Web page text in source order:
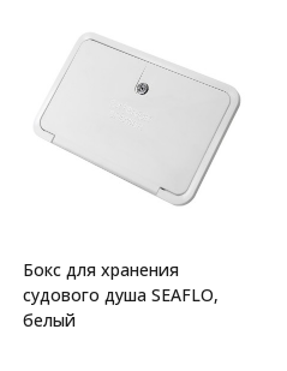
Бокс для хранения
судового душа SEAFLO,
белый